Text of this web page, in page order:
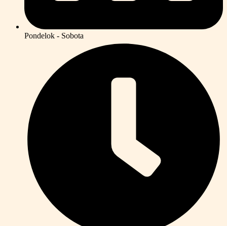
Pondelok - Sobota